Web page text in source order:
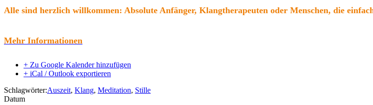
Alle sind herzlich willkommen: Absolute Anfänger, Klangtherapeuten oder Menschen, die
Mehr Informationen
+ Zu Google Kalender hinzufügen
+ iCal / Outlook exportieren
Schlagwörter:Auszeit, Klang, Meditation, Stille
Datum